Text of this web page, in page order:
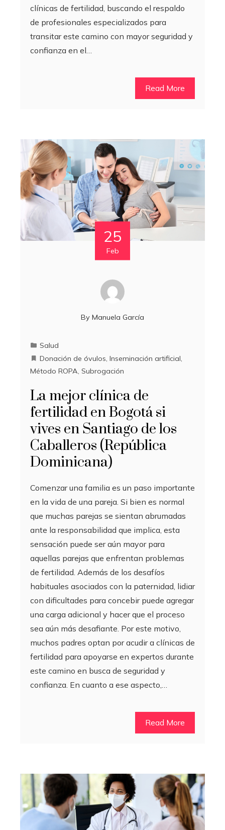
clínicas de fertilidad, buscando el respaldo
de profesionales especializados para
transitar este camino con mayor seguridad y
confianza en el…
Read More
25
Feb
By Manuela García
Salud
Donación de óvulos, Inseminación artificial,
Método ROPA, Subrogación
La mejor clínica de
fertilidad en Bogotá si
vives en Santiago de los
Caballeros (República
Dominicana)
Comenzar una familia es un paso importante
en la vida de una pareja. Si bien es normal
que muchas parejas se sientan abrumadas
ante la responsabilidad que implica, esta
sensación puede ser aún mayor para
aquellas parejas que enfrentan problemas
de fertilidad. Además de los desafíos
habituales asociados con la paternidad, lidiar
con dificultades para concebir puede agregar
una carga adicional y hacer que el proceso
sea aún más desafiante. Por este motivo,
muchos padres optan por acudir a clínicas de
fertilidad para apoyarse en expertos durante
este camino en busca de seguridad y
confianza. En cuanto a ese aspecto,…
Read More